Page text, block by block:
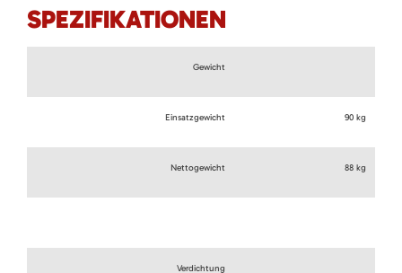
SPEZIFIKATIONEN
Gewicht
Einsatzgewicht 90 kg
Nettogewicht 88 kg
Verdichtung